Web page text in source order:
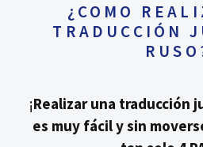
¿COMO
TRADUCCIÓN
¡Realizar una traducción
es muy fácil y sin